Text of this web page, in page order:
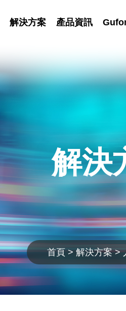
解決方案 產品資訊
解決
首頁 解決方案